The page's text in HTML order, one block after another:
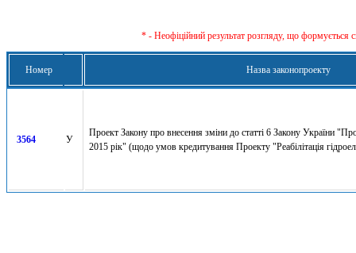
* - Неофіційний результат розгляду, що формується
Номер Назва законопроекту
3564 У
Проект Закону про внесення зміни до статті 6 Закону України
2015 рік" (щодо умов кредитування Проекту "Реабілітація